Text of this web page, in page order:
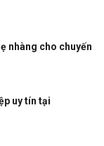
nhàng cho chuyến
uy tín tại